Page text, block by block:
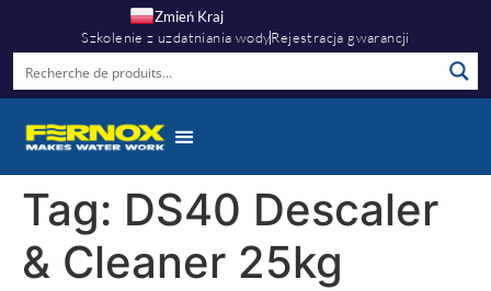
Zmień Kraj
Szkolenie z uzdatniania wodyRejestracja gwarancji
Tag: DS40 Descaler
& Cleaner 25kg